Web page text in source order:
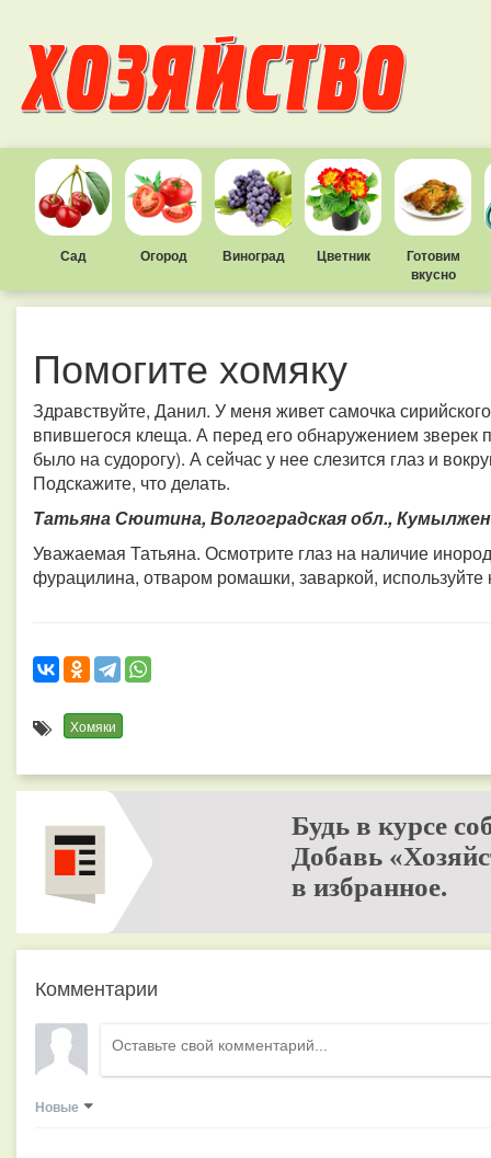
Сад Огород Виноград Цветник
Готовим
вкусно
Помогите хомяку
Здравствуйте, Данил. У меня живет самочка
впившегося клеща. А перед его обнаружением зверек
было на судорогу). А сейчас у нее слезится глаз и
Подскажите, что делать.
Татьяна Сюитина, Волгоградская обл.,
Уважаемая Татьяна. Осмотрите глаз на наличие
фурацилина, отваром ромашки, заваркой,
Хомяки
Будь в курсе
Добавь
в избранное.
Комментарии
Новые